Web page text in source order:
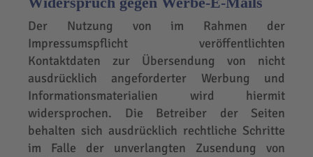
Der Nutzung von im Rahmen der
Impressumspflicht veröffentlichten
Kontaktdaten zur Übersendung von nicht
ausdrücklich angeforderter Werbung und
Informationsmaterialien wird hiermit
widersprochen. Die Betreiber der Seiten
behalten sich ausdrücklich rechtliche Schritte
im Falle der unverlangten Zusendung von